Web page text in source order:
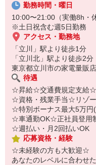
気になった方はお気軽にご
勤務時間・曜日
10:00〜21:00（実働8h・
※土日祝含む週5日勤務
アクセス・勤務地
「立川」駅より徒歩1分
「立川北」駅より徒歩2分
東京都立川市の家電量販店
待遇
☆昇給☆交通費規定支給
☆資格・残業手当☆リゾ
☆特別ボーナス最大5万
☆車通勤OK☆正社員登用
☆週払い・月2回払いOK
応募資格・経験
☆未経験の方も大歓迎☆
あなたのレベルに合わせ